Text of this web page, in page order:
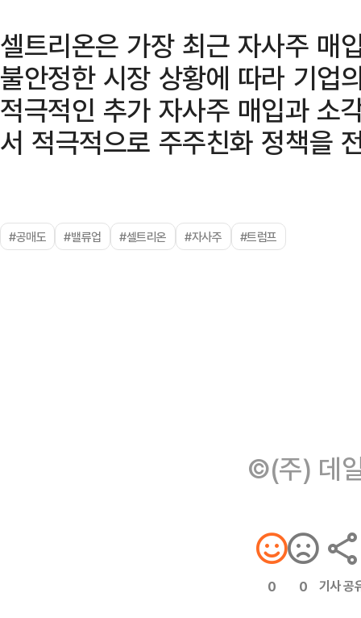
셀트리온은 가장 최근 자사주 매
불안정한 시장 상황에 따라 기업
적극적인 추가 자사주 매입과 소
서 적극적으로 주주친화 정책을
#공매도 #밸류업 #셀트리온 #자사주 #트럼프
©(주) 데
0 0 기사 공